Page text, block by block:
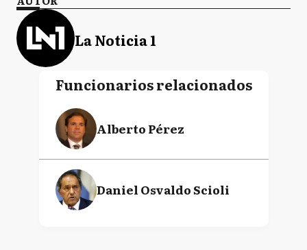
La Noticia 1
Funcionarios relacionados
Alberto Pérez
Daniel Osvaldo Scioli